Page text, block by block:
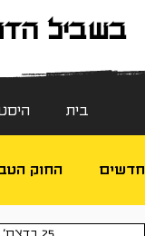
בשביל
בית
חדשים החוק
25 בדצמ׳ 2023